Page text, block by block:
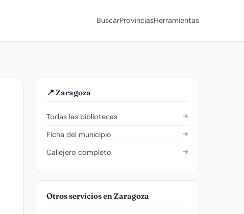
BuscarProvinciasHerramientas
📍 Zaragoza
Todas las bibliotecas →
Ficha del municipio →
Callejero completo →
Otros servicios en Zaragoza